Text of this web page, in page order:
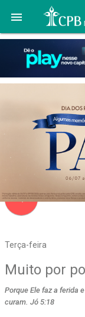

Terça-feira
navigate_before
Muito por
Porque Ele faz a ferida
curam. Jó 5:18